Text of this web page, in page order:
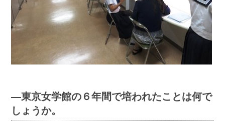
―東京女学館の６年間で培われたことは何で
しょうか。